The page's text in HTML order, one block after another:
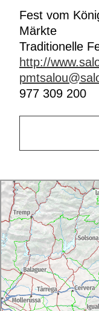
Fest vom
Märkte
Traditionelle
http://
977 309 200